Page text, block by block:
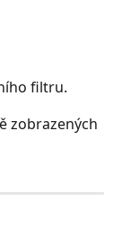
filtru.
zobrazených